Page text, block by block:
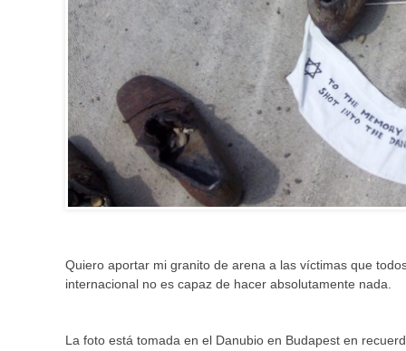
Quiero aportar mi granito de arena a las víctimas que
internacional no es capaz de hacer absolutamente nada.
La foto está tomada en el Danubio en Budapest en